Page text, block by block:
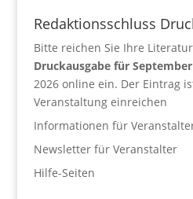
Redaktionsschluss
Bitte reichen Sie Ihre
Druckausgabe für
2026 online ein. Der Eintrag
Veranstaltung einreichen
Informationen für
Newsletter für Veranstalter
Hilfe-Seiten